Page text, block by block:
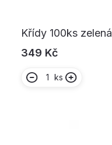
Křídy 100ks zelená
349 Kč
ks